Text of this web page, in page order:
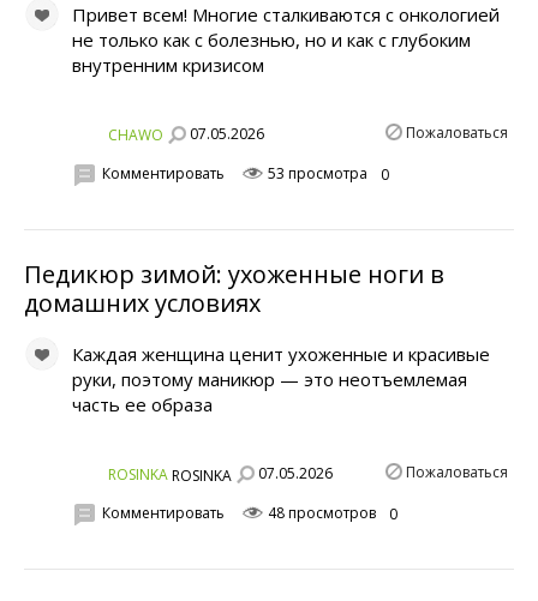
Привет всем! Многие сталкиваются с онкологией
не только как с болезнью, но и как с глубоким
внутренним кризисом
CHAWO 07.05.2026 Пожаловаться
Комментировать 53 просмотра 0
Педикюр зимой: ухоженные ноги в
домашних условиях
Каждая женщина ценит ухоженные и красивые
руки, поэтому маникюр — это неотъемлемая
часть ее образа
ROSINKAROSINKA 07.05.2026 Пожаловаться
Комментировать 48 просмотров 0